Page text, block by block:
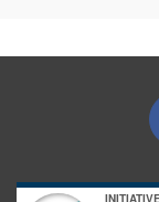
Programmpreisen